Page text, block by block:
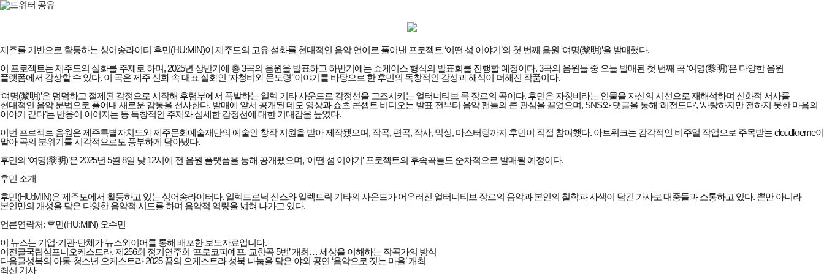
제주를 기반으로 활동하는 싱어송라이터 후민(HU:MIN)이 제주도의 고유 설화를 현대적인 음악 언어로 풀어낸 프로젝트 ‘어떤 섬 이야기’의 첫 번째 음원 ‘여명(黎明)’을 발매했다.
이 프로젝트는 제주도의 설화를 주제로 하며, 2025년 상반기에 총 3곡의 음원을 발표하고 하반기에는 쇼케이스 형식의 발표회를 진행할 예정이다. 3곡의 음원들 중 오늘 발매된 첫 번째 곡 ‘여명(黎明)’은 다양한 음원
플랫폼에서 감상할 수 있다. 이 곡은 제주 신화 속 대표 설화인 ‘자청비와 문도령’ 이야기를 바탕으로 한 후민의 독창적인 감성과 해석이 더해진 작품이다.
‘여명(黎明)’은 덤덤하고 절제된 감정으로 시작해 후렴부에서 폭발하는 일렉 기타 사운드로 감정선을 고조시키는 얼터너티브 록 장르의 곡이다. 후민은 자청비라는 인물을 자신의 시선으로 재해석하며 신화적 서사를
현대적인 음악 문법으로 풀어내 새로운 감동을 선사한다. 발매에 앞서 공개된 데모 영상과 쇼츠 콘셉트 비디오는 발표 전부터 음악 팬들의 큰 관심을 끌었으며, SNS와 댓글을 통해 ‘레전드다’, ‘사랑하지만 전하지 못한 마음의
이야기 같다’는 반응이 이어지는 등 독창적인 주제와 섬세한 감정선에 대한 기대감을 높였다.
이번 프로젝트 음원은 제주특별자치도와 제주문화예술재단의 예술인 창작 지원을 받아 제작됐으며, 작곡, 편곡, 작사, 믹싱, 마스터링까지 후민이 직접 참여했다. 아트워크는 감각적인 비주얼 작업으로 주목받는 cloudkreme이
맡아 곡의 분위기를 시각적으로도 풍부하게 담아냈다.
후민의 ‘여명(黎明)’은 2025년 5월 8일 낮 12시에 전 음원 플랫폼을 통해 공개됐으며, ‘어떤 섬 이야기’ 프로젝트의 후속곡들도 순차적으로 발매될 예정이다.
후민 소개
후민(HU:MIN)은 제주도에서 활동하고 있는 싱어송라이터다. 일렉트로닉 신스와 일렉트릭 기타의 사운드가 어우러진 얼터너티브 장르의 음악과 본인의 철학과 사색이 담긴 가사로 대중들과 소통하고 있다. 뿐만 아니라
본인만의 개성을 담은 다양한 음악적 시도를 하며 음악적 역량을 넓혀 나가고 있다.
언론연락처: 후민(HU:MIN) 오수민
이 뉴스는 기업·기관·단체가 뉴스와이어를 통해 배포한 보도자료입니다.
이전글국립심포니오케스트라, 제256회 정기연주회 ‘프로코피예프, 교향곡 5번’ 개최… 세상을 이해하는 작곡가의 방식
다음글성북의 아동·청소년 오케스트라 2025 꿈의 오케스트라 성북 나눔을 담은 야외 공연 ‘음악으로 짓는 마을’ 개최
최신 기사